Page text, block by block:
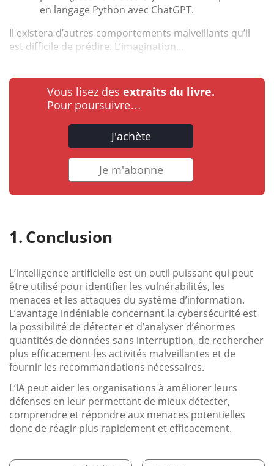
en langage Python avec ChatGPT.
Il existera d’autres comportements malveillants qu’il
est difficile de prédire. L’imagination...
Vous lisez des extraits du livre.
Pour poursuivre…
J'achète
Je m'abonne
Conclusion
L’intelligence artificielle est un outil puissant qui peut
être utilisé pour identifier les vulnérabilités, les
menaces et les attaques du système d’information.
L’avantage indéniable concernant la cybersécurité est
la possibilité de détecter et d’analyser d’énormes
quantités de données sans interruption, de rechercher
plus efficacement les activités malveillantes et de
fournir les recommandations nécessaires.
L’IA peut aider les organisations à améliorer leurs
défenses en leur permettant de mieux détecter,
comprendre et répondre aux menaces potentielles
donc de réagir plus rapidement et efficacement.